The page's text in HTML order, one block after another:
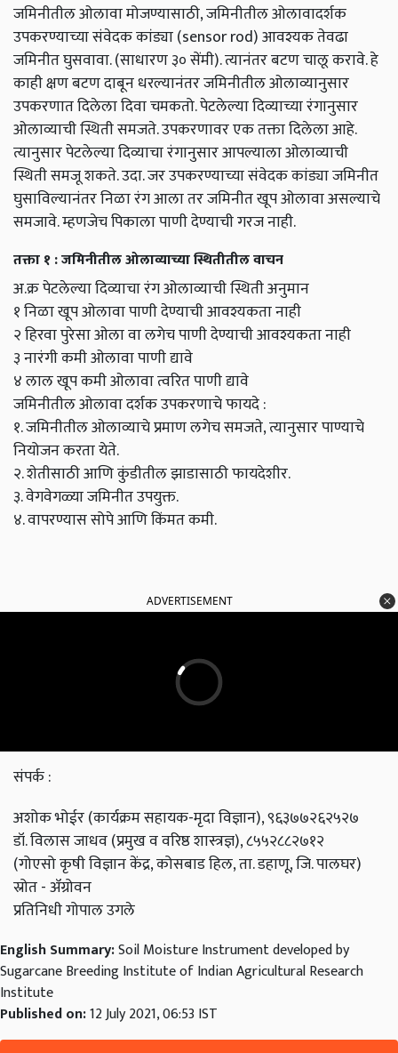
जमिनीतील ओलावा मोजण्यासाठी, जमिनीतील ओलावादर्शक
उपकरण्याच्या संवेदक कांड्या (sensor rod) आवश्यक तेवढा
जमिनीत घुसवावा. (साधारण ३० सेंमी). त्यानंतर बटण चालू करावे. हे
काही क्षण बटण दाबून धरल्यानंतर जमिनीतील ओलाव्यानुसार
उपकरणात दिलेला दिवा चमकतो. पेटलेल्या दिव्याच्या रंगानुसार
ओलाव्याची स्थिती समजते. उपकरणावर एक तक्ता दिलेला आहे.
त्यानुसार पेटलेल्या दिव्याचा रंगानुसार आपल्याला ओलाव्याची
स्थिती समजू शकते. उदा. जर उपकरण्याच्या संवेदक कांड्या जमिनीत
घुसाविल्यानंतर निळा रंग आला तर जमिनीत खूप ओलावा असल्याचे
समजावे. म्हणजेच पिकाला पाणी देण्याची गरज नाही.
तक्ता १ : जमिनीतील ओलाव्याच्या स्थितीतील वाचन
अ.क्र पेटलेल्या दिव्याचा रंग ओलाव्याची स्थिती अनुमान
१ निळा खूप ओलावा पाणी देण्याची आवश्यकता नाही
२ हिरवा पुरेसा ओला वा लगेच पाणी देण्याची आवश्यकता नाही
३ नारंगी कमी ओलावा पाणी द्यावे
४ लाल खूप कमी ओलावा त्वरित पाणी द्यावे
जमिनीतील ओलावा दर्शक उपकरणाचे फायदे :
१. जमिनीतील ओलाव्याचे प्रमाण लगेच समजते, त्यानुसार पाण्याचे
नियोजन करता येते.
२. शेतीसाठी आणि कुंडीतील झाडासाठी फायदेशीर.
३. वेगवेगळ्या जमिनीत उपयुक्त.
४. वापरण्यास सोपे आणि किंमत कमी.
ADVERTISEMENT
संपर्क :
अशोक भोईर (कार्यक्रम सहायक-मृदा विज्ञान), ९६३७७२६२५२७
डॉ. विलास जाधव (प्रमुख व वरिष्ठ शास्त्रज्ञ), ८५५२८८२७१२
(गोएसो कृषी विज्ञान केंद्र, कोसबाड हिल, ता. डहाणू, जि. पालघर)
स्रोत - ॲग्रोवन
प्रतिनिधी गोपाल उगले
English Summary:Soil Moisture Instrument developed by
Sugarcane Breeding Institute of Indian Agricultural Research
Institute
Published on:12 July 2021, 06:53 IST